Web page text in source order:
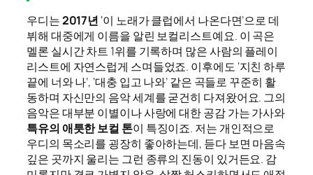
우디는2017년 ‘이 노래가 클럽에서 나온다면’으로 데
뷔해 대중에게 이름을 알린 보컬리스트예요. 이 곡은
멜론 실시간 차트 1위를 기록하며 많은 사람의 플레이
리스트에 자연스럽게 스며들었죠. 이후에도 ‘지친 하루
끝에 너와 나’, ‘대충 입고 나와’ 같은 곡들로 꾸준히 활
동하며 자신만의 음악 세계를 굳건히 다져왔어요. 그의
음악은 대부분 이별이나 사랑에 대한 공감 가는 가사와
특유의 애틋한 보컬 톤이 특징이죠. 저는 개인적으로
우디의 목소리를 굉장히 좋아하는데, 듣다 보면 마음속
깊은 곳까지 울리는 그런 종류의 진동이 있거든요. 감